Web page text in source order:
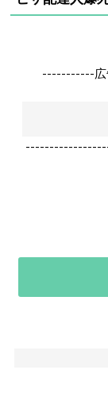
-----------広